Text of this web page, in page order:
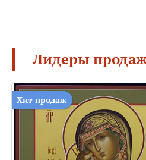
Лидеры
Хит продаж